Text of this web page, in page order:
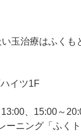
玉治療はふくも
イツ1F
、15:00～
ーニング「ふく